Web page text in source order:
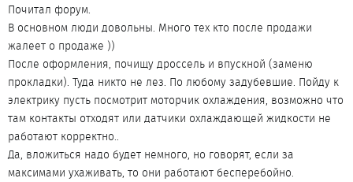
Почитал форум.
В основном люди довольны. Много тех кто после продажи
жалеет о продаже ))
После оформления, почищу дроссель и впускной (заменю
прокладки). Туда никто не лез. По любому задубевшие. Пойду к
электрику пусть посмотрит моторчик охлаждения, возможно что
там контакты отходят или датчики охлаждающей жидкости не
работают корректно..
Да, вложиться надо будет немного, но говорят, если за
максимами ухаживать, то они работают бесперебойно.